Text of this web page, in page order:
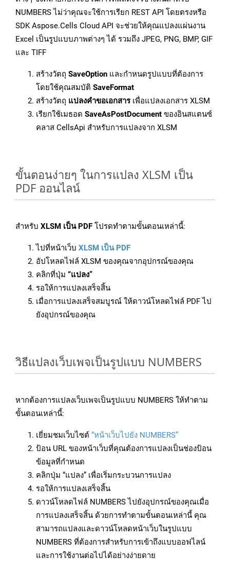
NUMBERS ไม่ว่าคุณจะใช้การเรียก REST API โดยตรงหรือ
SDK Aspose.Cells Cloud API จะช่วยให้คุณแปลงแผ่นงาน
Excel เป็นรูปแบบภาพต่างๆ ได้ รวมถึง JPEG, PNG, BMP, GIF
และ TIFF
สร้างวัตถุ SaveOption และกำหนดรูปแบบที่ต้องการ
โดยใช้คุณสมบัติ SaveFormat
สร้างวัตถุ แปลงคำขอเอกสารเพื่อแปลงเอกสาร XLSM
เรียกใช้เมธอด SaveAsPostDocument ของอินสแตนซ์
คลาส CellsApi สำหรับการแปลงจาก XLSM
ขั้นตอนง่ายๆ ในการแปลง XLSM เป็น
PDF ออนไลน์
สำหรับ XLSM เป็น PDF โปรดทำตามขั้นตอนเหล่านี้:
ไปที่หน้าเว็บ XLSM เป็น PDF
อัปโหลดไฟล์ XLSM ของคุณจากอุปกรณ์ของคุณ
คลิกที่ปุ่ม “แปลง”
รอให้การแปลงเสร็จสิ้น
เมื่อการแปลงเสร็จสมบูรณ์ ให้ดาวน์โหลดไฟล์ PDF ไป
ยังอุปกรณ์ของคุณ
วิธีแปลงเว็บเพจเป็นรูปแบบ NUMBERS
หากต้องการแปลงเว็บเพจเป็นรูปแบบ NUMBERS ให้ทำตาม
ขั้นตอนเหล่านี้:
เยี่ยมชมเว็บไซต์ “หน้าเว็บไปยัง NUMBERS”
ป้อน URL ของหน้าเว็บที่คุณต้องการแปลงเป็นช่องป้อน
ข้อมูลที่กำหนด
คลิกปุ่ม “แปลง” เพื่อเริ่มกระบวนการแปลง
รอให้การแปลงเสร็จสิ้น
ดาวน์โหลดไฟล์ NUMBERS ไปยังอุปกรณ์ของคุณเมื่อ
การแปลงเสร็จสิ้น ด้วยการทำตามขั้นตอนเหล่านี้ คุณ
สามารถแปลงและดาวน์โหลดหน้าเว็บในรูปแบบ
NUMBERS ที่ต้องการสำหรับการเข้าถึงแบบออฟไลน์
และการใช้งานต่อไปได้อย่างง่ายดาย